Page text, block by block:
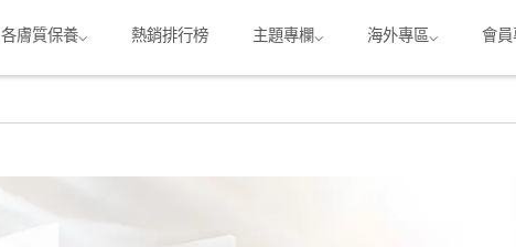
各膚質保養⌵ 熱銷排行榜 主題專欄⌵ 海外專區⌵ 會